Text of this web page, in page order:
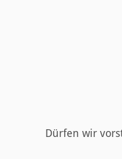
Dürfen wir